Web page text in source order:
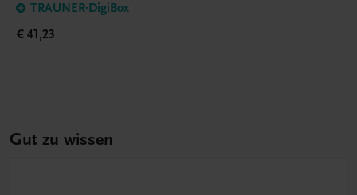
TRAUNER-DigiBox
€ 41,23
Gut zu wissen